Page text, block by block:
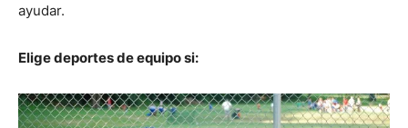
ayudar.
Elige deportes de equipo si: